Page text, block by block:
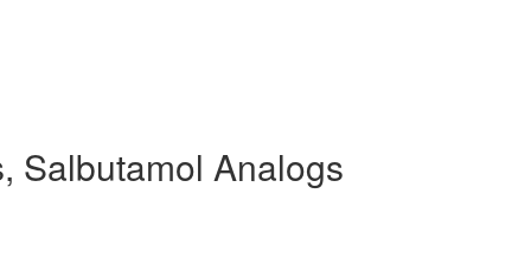
Salbutamol Analogs